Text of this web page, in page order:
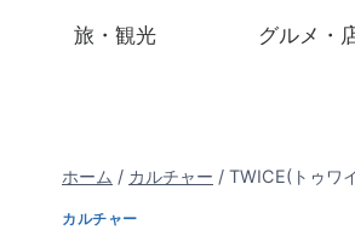
旅・観光 グルメ・
ホーム / カルチャー / TWICE(トゥワ
カルチャー